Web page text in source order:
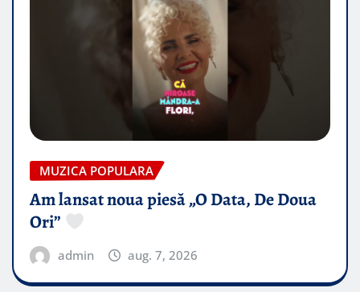
MUZICA POPULARA
Am lansat noua piesă „O Data, De Doua
Ori”
admin aug. 7, 2026